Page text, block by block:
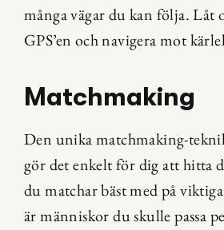
många vägar du kan följa. Låt
GPS’en och navigera mot
Matchmaking
Den unika matchmaking-
gör det enkelt för dig att hitta
du matchar bäst med på
är människor du skulle passa